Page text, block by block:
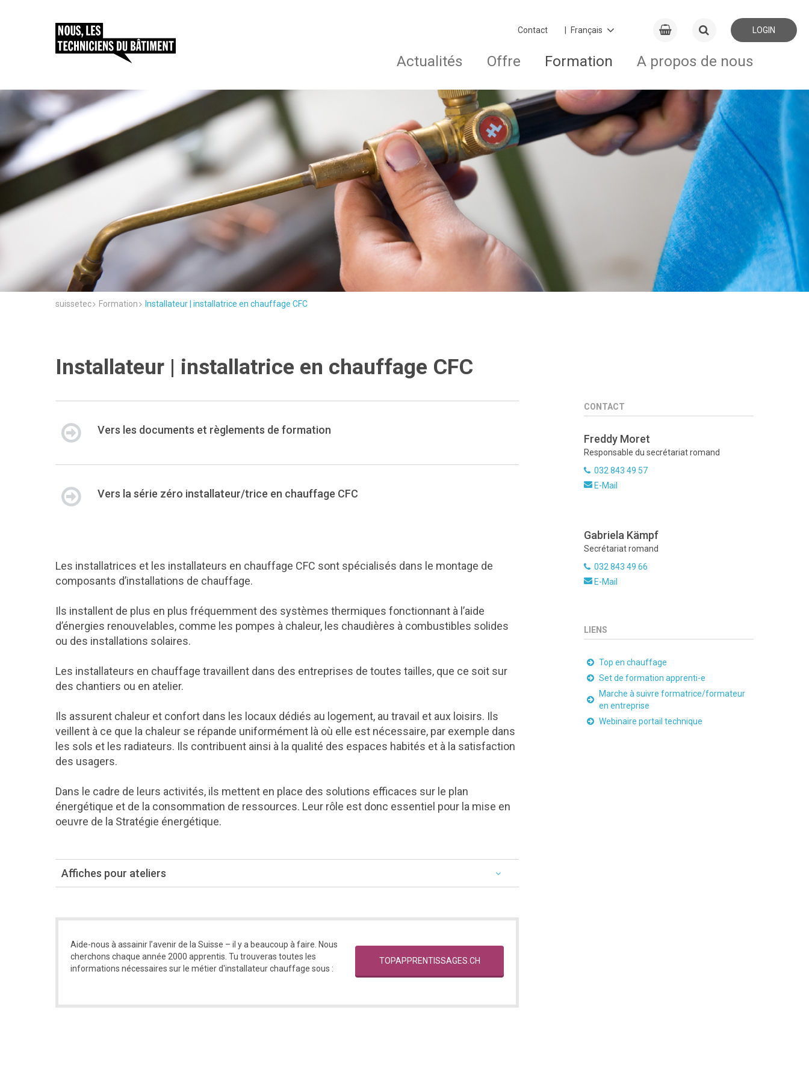
Contact LOGIN
Actualités Offre Formation A propos de nous
suissetec Formation Installateur | installatrice en chauffage CFC
Installateur | installatrice en chauffage CFC
Vers les documents et règlements de formation
Vers la série zéro installateur/trice en chauffage CFC
Les installatrices et les installateurs en chauffage CFC sont spécialisés dans le montage de
composants d’installations de chauffage.
Ils installent de plus en plus fréquemment des systèmes thermiques fonctionnant à l’aide
d’énergies renouvelables, comme les pompes à chaleur, les chaudières à combustibles solides
ou des installations solaires.
Les installateurs en chauffage travaillent dans des entreprises de toutes tailles, que ce soit sur
des chantiers ou en atelier.
Ils assurent chaleur et confort dans les locaux dédiés au logement, au travail et aux loisirs. Ils
veillent à ce que la chaleur se répande uniformément là où elle est nécessaire, par exemple dans
les sols et les radiateurs. Ils contribuent ainsi à la qualité des espaces habités et à la satisfaction
des usagers.
Dans le cadre de leurs activités, ils mettent en place des solutions efficaces sur le plan
énergétique et de la consommation de ressources. Leur rôle est donc essentiel pour la mise en
oeuvre de la Stratégie énergétique.
Affiches pour ateliers
Aide-nous à assainir l’avenir de la Suisse – il y a beaucoup à faire. Nous
cherchons chaque année 2000 apprentis. Tu trouveras toutes les
informations nécessaires sur le métier d'installateur chauffage sous :
TOPAPPRENTISSAGES.CH
CONTACT
Freddy Moret
Responsable du secrétariat romand
032 843 49 57
E-Mail
Gabriela Kämpf
Secrétariat romand
032 843 49 66
E-Mail
LIENS
Top en chauffage
Set de formation apprenti-e
Marche à suivre formatrice/formateur
en entreprise
Webinaire portail technique